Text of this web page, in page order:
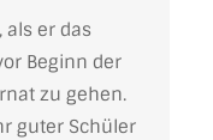
als er das
Beginn der
zu gehen.
guter Schüler